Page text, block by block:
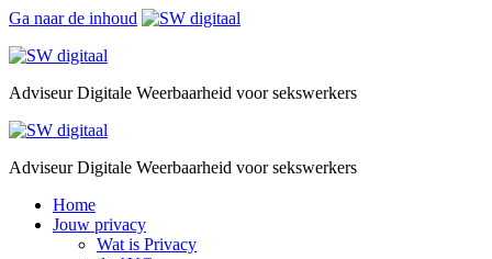
Ga naar de inhoud
Adviseur Digitale Weerbaarheid voor sekswerkers
Adviseur Digitale Weerbaarheid voor sekswerkers
Home
Jouw privacy
Wat is Privacy